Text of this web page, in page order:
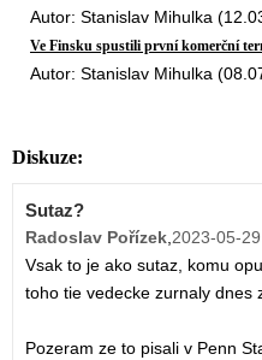
Autor: Stanislav Mihulka
Ve Finsku spustili první komerční
Autor: Stanislav Mihulka
Diskuze:
Sutaz?
Radoslav Pořízek,2023-05-
Vsak to je ako sutaz, komu
toho tie vedecke zurnaly dnes
Pozeram ze to pisali v Penn